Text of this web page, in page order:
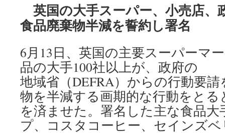
英国の大手スーパー、小売店、
食品廃棄物半減を誓約し署名
6月13日、英国の主要スーパーマ
品の大手100社以上が、政府
地域省（DEFRA）からの行動要
物を半減する画期的な行動をと
を済ませた。署名した主な食品
プ、コスタコーヒー、セインズ